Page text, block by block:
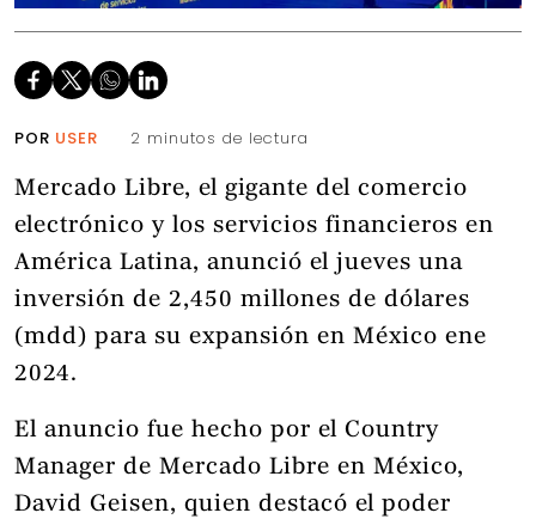
POR USER 2 minutos de lectura
Mercado Libre, el gigante del comercio
electrónico y los servicios financieros en
América Latina, anunció el jueves una
inversión de 2,450 millones de dólares
(mdd) para su expansión en México ene
2024.
El anuncio fue hecho por el Country
Manager de Mercado Libre en México,
David Geisen, quien destacó el poder